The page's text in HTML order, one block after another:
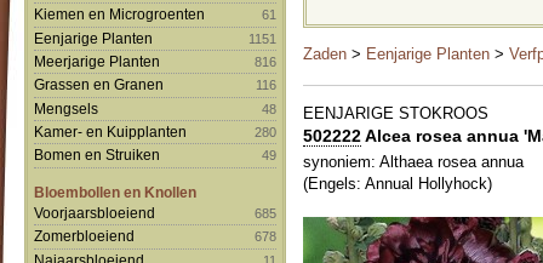
Kiemen en Microgroenten 61
Eenjarige Planten 1151
Meerjarige Planten 816
Grassen en Granen 116
Mengsels 48
Kamer- en Kuipplanten 280
Bomen en Struiken 49
Bloembollen en Knollen
Voorjaarsbloeiend
685
Zomerbloeiend 678
Najaarsbloeiend 11
Zaden > Eenjarige Planten >
EENJARIGE STOKROOS
502222Alcea rosea annua
synoniem: Althaea rosea annua
(Engels: Annual Hollyhock)